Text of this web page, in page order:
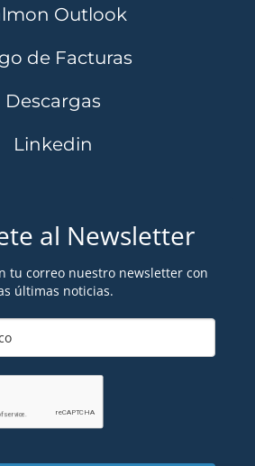
Outlook
de Facturas
Descargas
Linkedin
al Newsletter
tu correo nuestro newsletter con
últimas noticias.